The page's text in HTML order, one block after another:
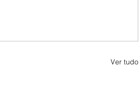
Ver tudo